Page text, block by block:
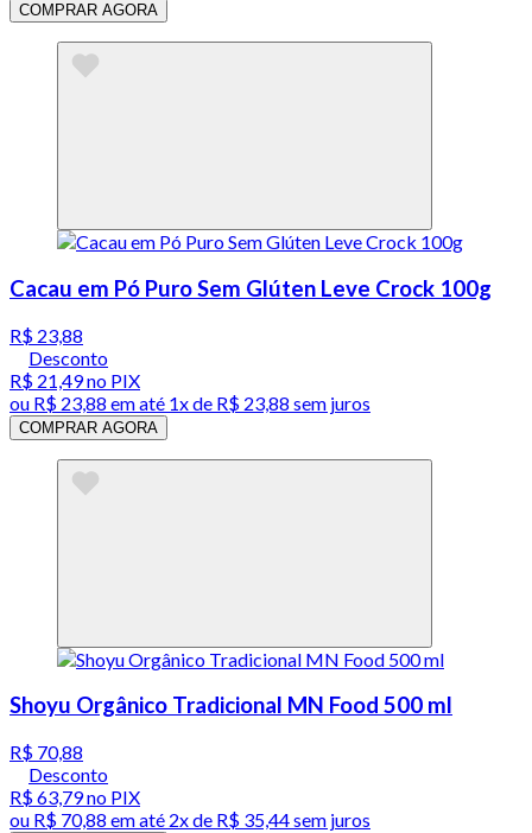
COMPRAR AGORA
Cacau em Pó Puro Sem Glúten Leve Crock 100g
R$ 23,88
Desconto
R$ 21,49no PIX
ou R$ 23,88 em até 1x de R$ 23,88 sem juros
COMPRAR AGORA
Shoyu Orgânico Tradicional MN Food 500 ml
R$ 70,88
Desconto
R$ 63,79no PIX
ou R$ 70,88 em até 2x de R$ 35,44 sem juros